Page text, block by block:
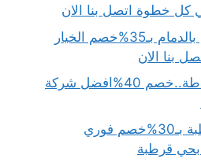
افضل شركة نقل عفش بالدمام بـ35%خصم الخيار
بنا الان
دينا نقل عفش حي غرناطة..خصم 40%افضل شركة
دينا نقل عفش حي قرطبة بـ30%خصم فوري
قرطبة